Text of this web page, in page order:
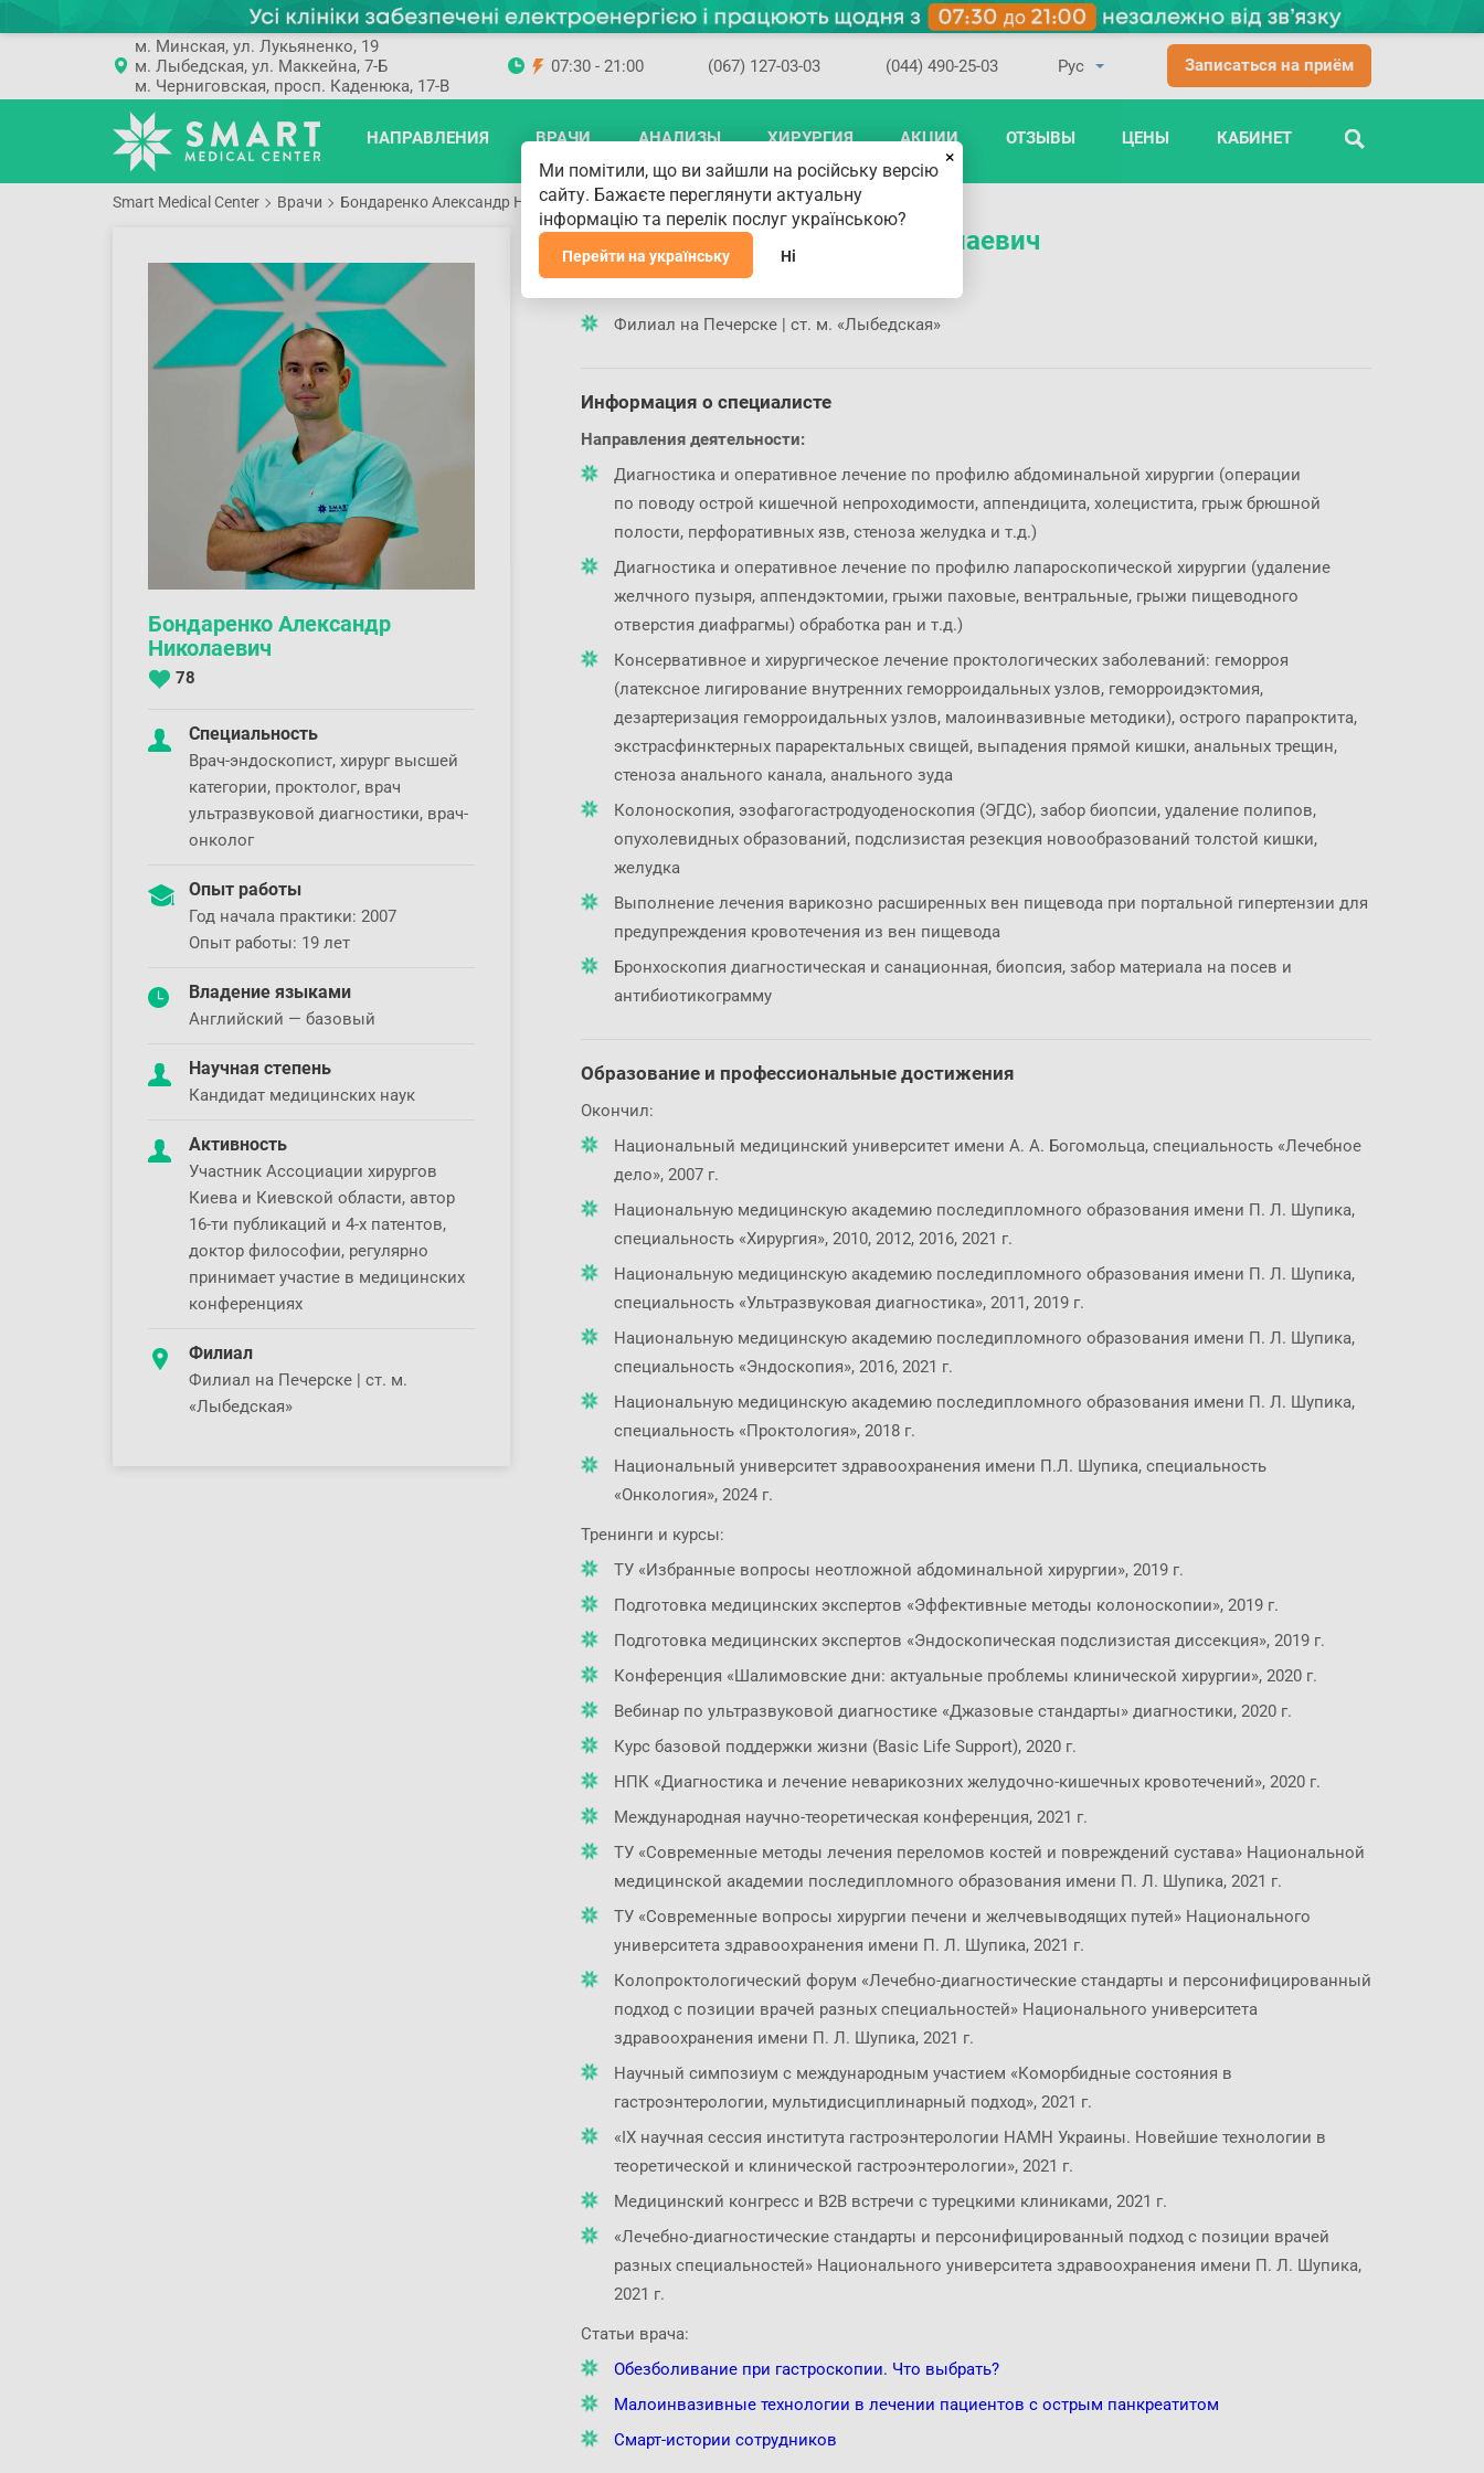
ПОИСК
м. Минская, ул. Лукьяненко, 19
м. Лыбедская, ул. Маккейна, 7-Б
м. Черниговская, просп. Каденюка, 17-В
07:30 - 21:00 (067) 127-03-03 (044) 490-25-03 Записаться на приём
НАПРАВЛЕНИЯ ВРАЧИ АНАЛИЗЫ ХИРУРГИЯ АКЦИИ ОТЗЫВЫ ЦЕНЫ КАБИНЕТ
Smart Medical Center Врачи Бондаренко Александр Николаевич
Бондаренко Александр
Николаевич
78
Специальность
Врач-эндоскопист, хирург высшей
категории, проктолог, врач
ультразвуковой диагностики, врач-
онколог
Опыт работы
Год начала практики: 2007
Опыт работы: 19 лет
Владение языками
Английский — базовый
Научная степень
Кандидат медицинских наук
Активность
Участник Ассоциации хирургов
Киева и Киевской области, автор
16-ти публикаций и 4-х патентов,
доктор философии, регулярно
принимает участие в медицинских
конференциях
Филиал
Филиал на Печерске | ст. м.
«Лыбедская»
Бондаренко Александр Николаевич
Филиал на Печерске | ст. м. «Лыбедская»
Информация о специалисте
Направления деятельности:
Диагностика и оперативное лечение по профилю абдоминальной хирургии (операции
по поводу острой кишечной непроходимости, аппендицита, холецистита, грыж брюшной
полости, перфоративных язв, стеноза желудка и т.д.)
Диагностика и оперативное лечение по профилю лапароскопической хирургии (удаление
желчного пузыря, аппендэктомии, грыжи паховые, вентральные, грыжи пищеводного
отверстия диафрагмы) обработка ран и т.д.)
Консервативное и хирургическое лечение проктологических заболеваний: геморроя
(латексное лигирование внутренних геморроидальных узлов, геморроидэктомия,
дезартеризация геморроидальных узлов, малоинвазивные методики), острого парапроктита,
экстрасфинктерных параректальных свищей, выпадения прямой кишки, анальных трещин,
стеноза анального канала, анального зуда
Колоноскопия, эзофагогастродуоденоскопия (ЭГДС), забор биопсии, удаление полипов,
опухолевидных образований, подслизистая резекция новообразований толстой кишки,
желудка
Выполнение лечения варикозно расширенных вен пищевода при портальной гипертензии для
предупреждения кровотечения из вен пищевода
Бронхоскопия диагностическая и санационная, биопсия, забор материала на посев и
антибиотикограмму
Образование и профессиональные достижения
Окончил:
Национальный медицинский университет имени А. А. Богомольца, специальность «Лечебное
дело», 2007 г.
Национальную медицинскую академию последипломного образования имени П. Л. Шупика,
специальность «Хирургия», 2010, 2012, 2016, 2021 г.
Национальную медицинскую академию последипломного образования имени П. Л. Шупика,
специальность «Ультразвуковая диагностика», 2011, 2019 г.
Национальную медицинскую академию последипломного образования имени П. Л. Шупика,
специальность «Эндоскопия», 2016, 2021 г.
Национальную медицинскую академию последипломного образования имени П. Л. Шупика,
специальность «Проктология», 2018 г.
Национальный университет здравоохранения имени П.Л. Шупика, специальность
«Онкология», 2024 г.
Тренинги и курсы:
ТУ «Избранные вопросы неотложной абдоминальной хирургии», 2019 г.
Подготовка медицинских экспертов «Эффективные методы колоноскопии», 2019 г.
Подготовка медицинских экспертов «Эндоскопическая подслизистая диссекция», 2019 г.
Конференция «Шалимовские дни: актуальные проблемы клинической хирургии», 2020 г.
Вебинар по ультразвуковой диагностике «Джазовые стандарты» диагностики, 2020 г.
Курс базовой поддержки жизни (Basic Life Support), 2020 г.
НПК «Диагностика и лечение неварикозних желудочно-кишечных кровотечений», 2020 г.
Международная научно-теоретическая конференция, 2021 г.
ТУ «Современные методы лечения переломов костей и повреждений сустава» Национальной
медицинской академии последипломного образования имени П. Л. Шупика, 2021 г.
ТУ «Современные вопросы хирургии печени и желчевыводящих путей» Национального
университета здравоохранения имени П. Л. Шупика, 2021 г.
Колопроктологический форум «Лечебно-диагностические стандарты и персонифицированный
подход с позиции врачей разных специальностей» Национального университета
здравоохранения имени П. Л. Шупика, 2021 г.
Научный симпозиум с международным участием «Коморбидные состояния в
гастроэнтерологии, мультидисциплинарный подход», 2021 г.
«ІХ научная сессия института гастроэнтерологии НАМН Украины. Новейшие технологии в
теоретической и клинической гастроэнтерологии», 2021 г.
Медицинский конгресс и B2B встречи с турецкими клиниками, 2021 г.
«Лечебно-диагностические стандарты и персонифицированный подход с позиции врачей
разных специальностей» Национального университета здравоохранения имени П. Л. Шупика,
2021 г.
Статьи врача:
Обезболивание при гастроскопии. Что выбрать?
Малоинвазивные технологии в лечении пациентов с острым панкреатитом
Смарт-истории сотрудников
×
Ми помітили, що ви зайшли на російську версію
сайту. Бажаєте переглянути актуальну
інформацію та перелік послуг українською?
Перейти на українську Ні